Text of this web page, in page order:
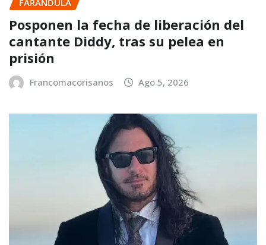
Posponen la fecha de liberación del
cantante Diddy, tras su pelea en
prisión
Francomacorisanos Ago 5, 2026